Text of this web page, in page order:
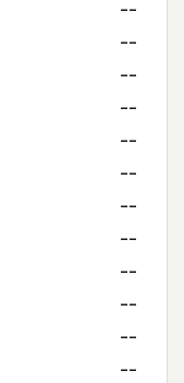
--
--
--
--
--
--
--
--
--
--
--
--